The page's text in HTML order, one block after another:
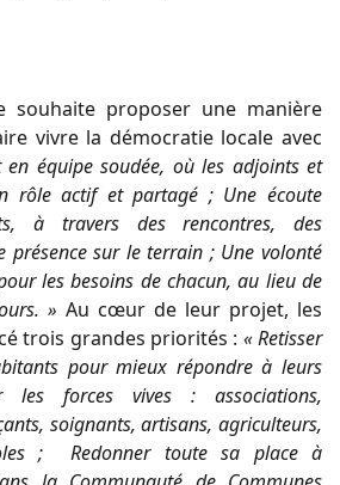
souhaite proposer une manière
vivre la démocratie locale avec
équipe soudée, où les adjoints et
rôle actif et partagé ; Une écoute
à travers des rencontres, des
présence sur le terrain ; Une volonté
les besoins de chacun, au lieu de
» Au cœur de leur projet, les
trois grandes priorités : « Retisser
pour mieux répondre à leurs
les forces vives : associations,
soignants, artisans, agriculteurs,
; Redonner toute sa place à